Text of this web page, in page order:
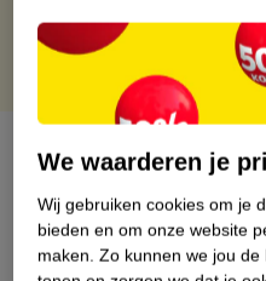
Over dit product
Productinformatie
Nature Impact Score
We waarderen je
Wij gebruiken cookies om je
bieden en om onze website
maken. Zo kunnen we jou